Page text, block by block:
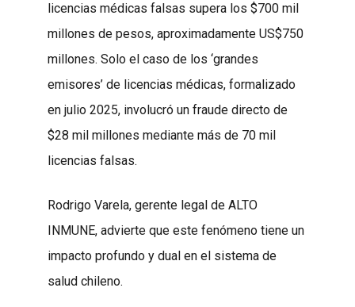
licencias médicas falsas supera los $700 mil
millones de pesos, aproximadamente US$750
millones. Solo el caso de los ‘grandes
emisores’ de licencias médicas, formalizado
en julio 2025, involucró un fraude directo de
$28 mil millones mediante más de 70 mil
licencias falsas.
Rodrigo Varela, gerente legal de ALTO
INMUNE, advierte que este fenómeno tiene un
impacto profundo y dual en el sistema de
salud chileno.